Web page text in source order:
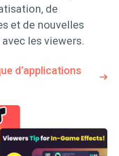
de
et de nouvelles
les viewers.
d’applications